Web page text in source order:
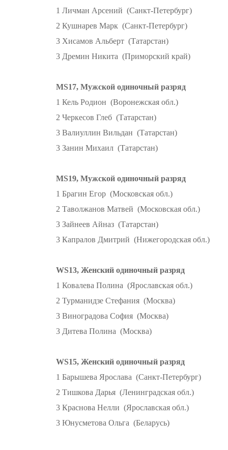
1 Личман Арсений (Санкт-Петербург)
2 Кушнарев Марк (Санкт-Петербург)
3 Хисамов Альберт (Татарстан)
3 Дремин Никита (Приморский край)
MS17, Мужской одиночный разряд
1 Кель Родион (Воронежская обл.)
2 Черкесов Глеб (Татарстан)
3 Валиуллин Вильдан (Татарстан)
3 Занин Михаил (Татарстан)
MS19, Мужской одиночный разряд
1 Брагин Егор (Московская обл.)
2 Таволжанов Матвей (Московская обл.)
3 Зайнеев Айназ (Татарстан)
3 Капралов Дмитрий (Нижегородская обл.)
WS13, Женский одиночный разряд
1 Ковалева Полина (Ярославская обл.)
2 Турманидзе Стефания (Москва)
3 Виноградова София (Москва)
3 Дитева Полина (Москва)
WS15, Женский одиночный разряд
1 Барышева Ярослава (Санкт-Петербург)
2 Тишкова Дарья (Ленинградская обл.)
3 Краснова Нелли (Ярославская обл.)
3 Юнусметова Ольга (Беларусь)